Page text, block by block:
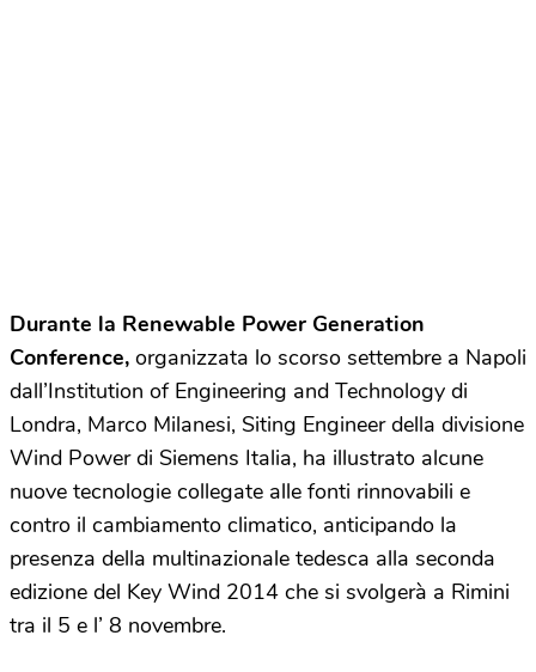
Durante la Renewable Power Generation
Conference, organizzata lo scorso settembre a Napoli
dall’Institution of Engineering and Technology di
Londra, Marco Milanesi, Siting Engineer della divisione
Wind Power di Siemens Italia, ha illustrato alcune
nuove tecnologie collegate alle fonti rinnovabili e
contro il cambiamento climatico, anticipando la
presenza della multinazionale tedesca alla seconda
edizione del Key Wind 2014 che si svolgerà a Rimini
tra il 5 e l’ 8 novembre.